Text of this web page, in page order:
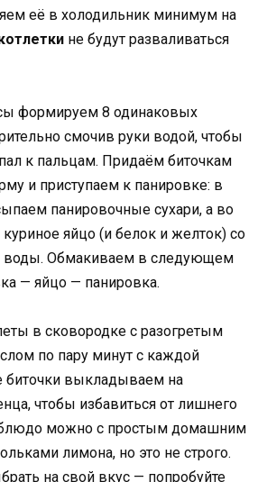
её в холодильник минимум на
не будут разваливаться
формируем 8 одинаковых
смочив руки водой, чтобы
к пальцам. Придаём биточкам
и приступаем к панировке: в
панировочные сухари, а во
яйцо (и белок и желток) со
воды. Обмакиваем в следующем
— яйцо — панировка.
в сковородке с разогретым
по пару минут с каждой
биточки выкладываем на
чтобы избавиться от лишнего
блюдо можно с простым домашним
лимона, но это не строго.
на свой вкус — попробуйте